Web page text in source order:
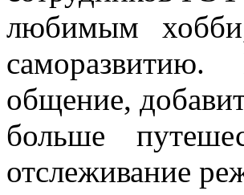
любимым
общение,
больше
отслеживание